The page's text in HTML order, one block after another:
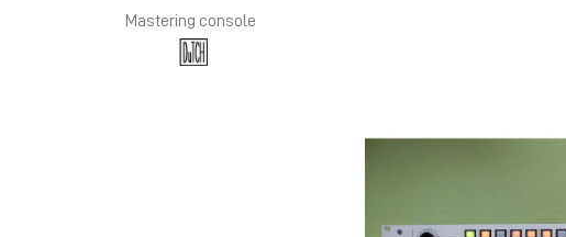
Mastering console